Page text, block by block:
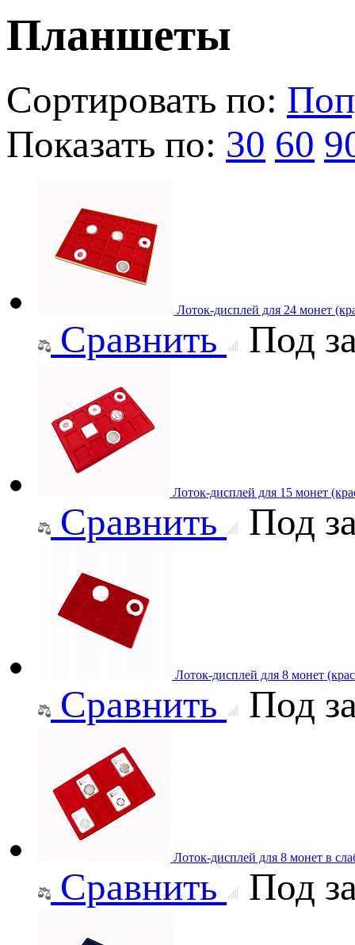
Планшеты
Сортировать по:
Показать по: 30 60
Лоток-дисплей для 24 монет
Сравнить Под
Лоток-дисплей для 15 монет
Сравнить Под
Лоток-дисплей для 8 монет
Сравнить Под
Лоток-дисплей для 8 монет в
Сравнить Под